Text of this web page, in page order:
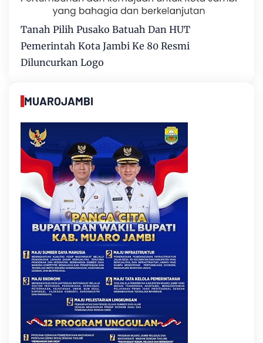
Tanah Pilih Pusako Batuah Dan HUT
Pemerintah Kota Jambi Ke 80 Resmi
Diluncurkan Logo
MUAROJAMBI